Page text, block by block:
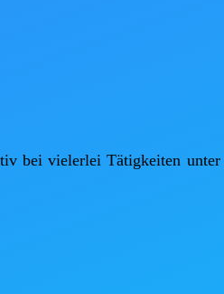
bei vielerlei Tätigkeiten